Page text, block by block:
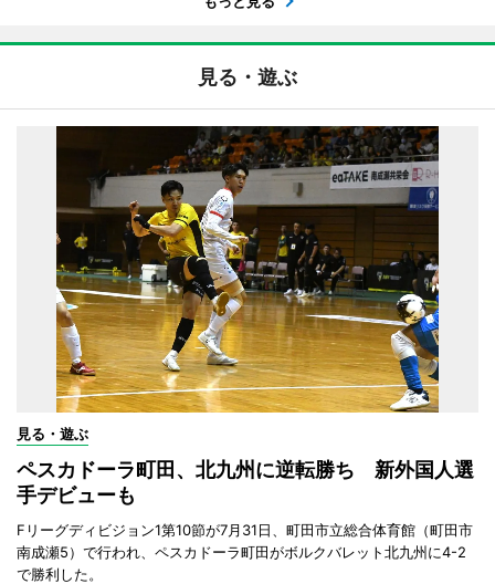
見る・遊ぶ
見る・遊ぶ
ペスカドーラ町田、北九州に逆転勝ち 新外国人選
手デビューも
Fリーグディビジョン1第10節が7月31日、町田市立総合体育館（町田市
南成瀬5）で行われ、ペスカドーラ町田がボルクバレット北九州に4-2
で勝利した。